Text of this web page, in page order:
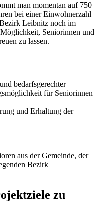
man momentan auf 750
bei einer Einwohnerzahl
Leibnitz noch im
Seniorinnen und
zu lassen.
bedarfsgerechter
für Seniorinnen
und Erhaltung der
aus der Gemeinde, der
Bezirk
zu